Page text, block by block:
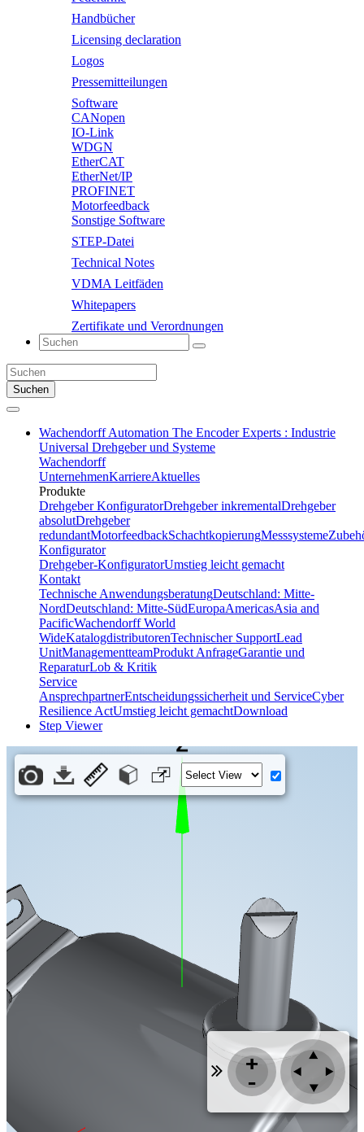
Handbücher
Licensing declaration
Logos
Pressemitteilungen
Software
CANopen
IO-Link
WDGN
EtherCAT
EtherNet/IP
PROFINET
Motorfeedback
Sonstige Software
STEP-Datei
Technical Notes
VDMA Leitfäden
Whitepapers
Zertifikate und Verordnungen
Suchen
Wachendorff Automation The Encoder Experts : Industrie
Universal Drehgeber und Systeme
Wachendorff
UnternehmenKarriereAktuelles
Produkte
Drehgeber KonfiguratorDrehgeber inkrementalDrehgeber
absolutDrehgeber
redundantMotorfeedbackSchachtkopierungMesssysteme
Konfigurator
Drehgeber-KonfiguratorUmstieg leicht gemacht
Kontakt
Technische AnwendungsberatungDeutschland: Mitte-
NordDeutschland: Mitte-SüdEuropaAmericasAsia and
PacificWachendorff World
WideKatalogdistributorenTechnischer SupportLead
UnitManagementteamProdukt AnfrageGarantie und
ReparaturLob & Kritik
Service
AnsprechpartnerEntscheidungssicherheit und ServiceCyber
Resilience ActUmstieg leicht gemachtDownload
Step Viewer